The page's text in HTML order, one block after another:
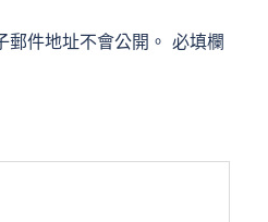
件地址不會公開。 必填欄